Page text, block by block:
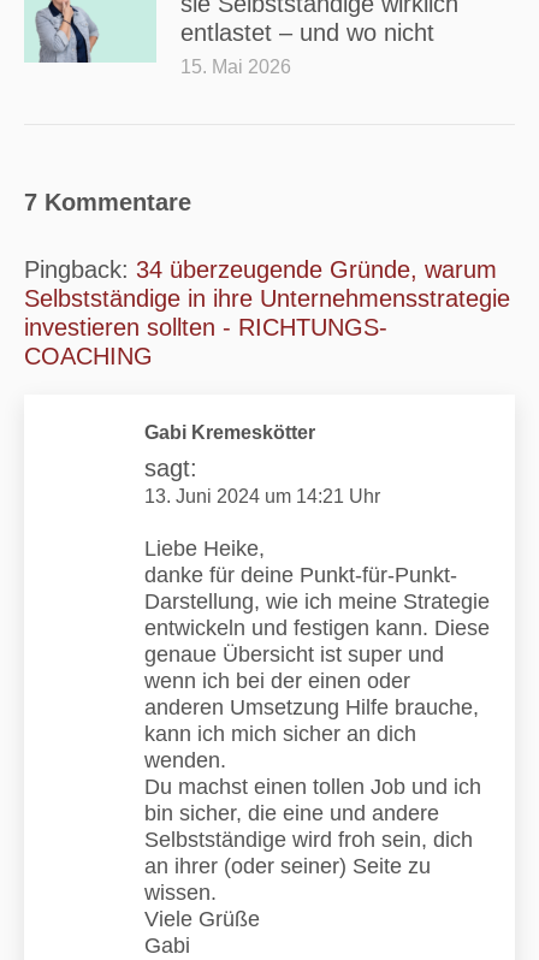
entlastet – und wo nicht
15. Mai 2026
7 Kommentare
Pingback: 34 überzeugende Gründe, warum
Selbstständige in ihre Unternehmensstrategie
investieren sollten - RICHTUNGS-
COACHING
Gabi Kremeskötter
sagt:
13. Juni 2024 um 14:21 Uhr
Liebe Heike,
danke für deine Punkt-für-Punkt-
Darstellung, wie ich meine Strategie
entwickeln und festigen kann. Diese
genaue Übersicht ist super und
wenn ich bei der einen oder
anderen Umsetzung Hilfe brauche,
kann ich mich sicher an dich
wenden.
Du machst einen tollen Job und ich
bin sicher, die eine und andere
Selbstständige wird froh sein, dich
an ihrer (oder seiner) Seite zu
wissen.
Viele Grüße
Gabi